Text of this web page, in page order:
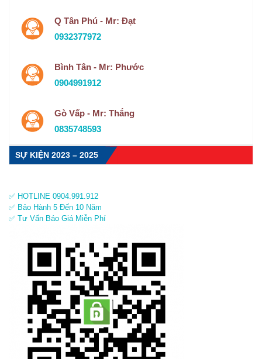
Q Tân Phú - Mr: Đạt
0932377972
Bình Tân - Mr: Phước
0904991912
Gò Vấp - Mr: Thắng
0835748593
SỰ KIỆN 2023 – 2025
✅ HOTLINE 0904.991.912
✅ Bảo Hành 5 Đến 10 Năm
✅ Tư Vấn Báo Giá Miễn Phí